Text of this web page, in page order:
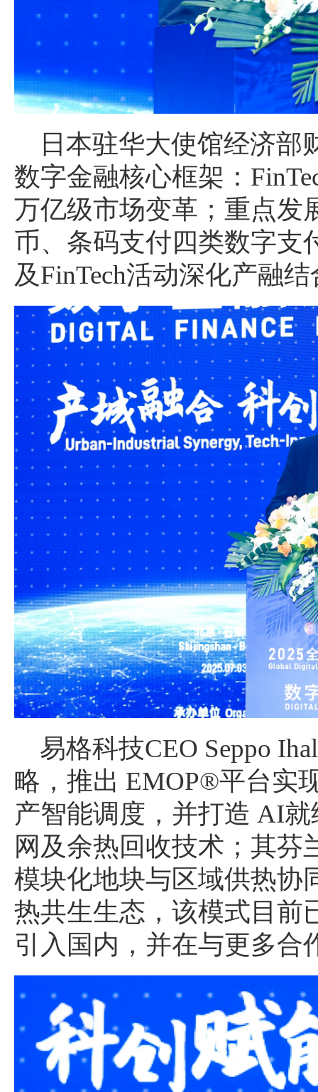
日本驻华大使馆经济部
数字金融核心框架：
万亿级市场变革；重点发
币、条码支付四类数字支
及FinTech活动深化产融
易格科技CEO Seppo
略，推出 EMOP®平台实
产智能调度，并打造 AI
网及余热回收技术；其芬
模块化地块与区域供热协
热共生生态，该模式目前
引入国内，并在与更多合